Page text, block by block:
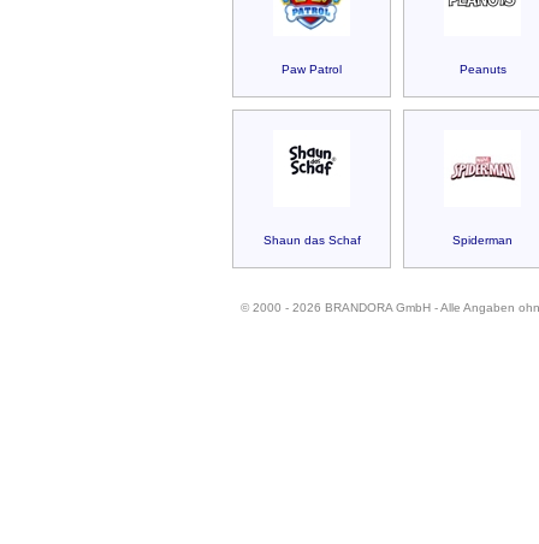
Paw Patrol Peanuts
Shaun das Schaf Spiderman
© 2000 - 2026 BRANDORA GmbH - Alle Angaben